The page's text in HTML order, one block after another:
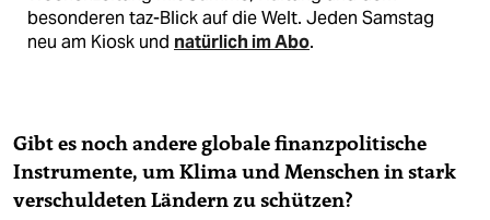
besonderen taz-Blick auf die Welt. Jeden Samstag
neu am Kiosk und natürlich im Abo.
Gibt es noch andere globale finanzpolitische
Instrumente, um Klima und Menschen in stark
verschuldeten Ländern zu schützen?